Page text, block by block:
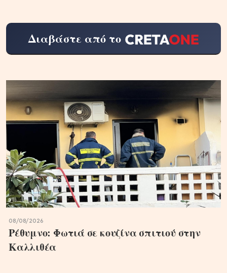
Διαβάστε από το
08/08/2026
Ρέθυμνο: Φωτιά σε κουζίνα σπιτιού στην
Καλλιθέα